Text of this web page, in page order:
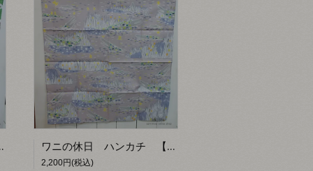
】 ワニの休日 ハンカチ 【kacoca】
2,200円(税込)